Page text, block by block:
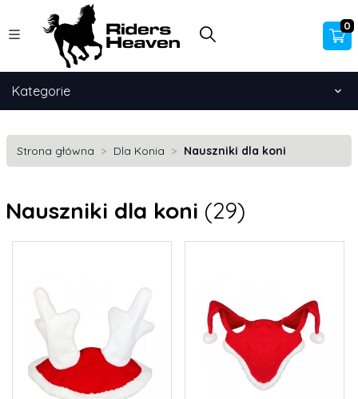
0
Kategorie
Strona główna Dla Konia Nauszniki dla koni
Nauszniki dla koni (29)